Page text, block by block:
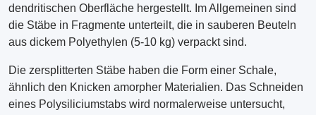
dendritischen Oberfläche hergestellt. Im Allgemeinen sind
die Stäbe in Fragmente unterteilt, die in sauberen Beuteln
aus dickem Polyethylen (5-10 kg) verpackt sind.
Die zersplitterten Stäbe haben die Form einer Schale,
ähnlich den Knicken amorpher Materialien. Das Schneiden
eines Polysiliciumstabs wird normalerweise untersucht,